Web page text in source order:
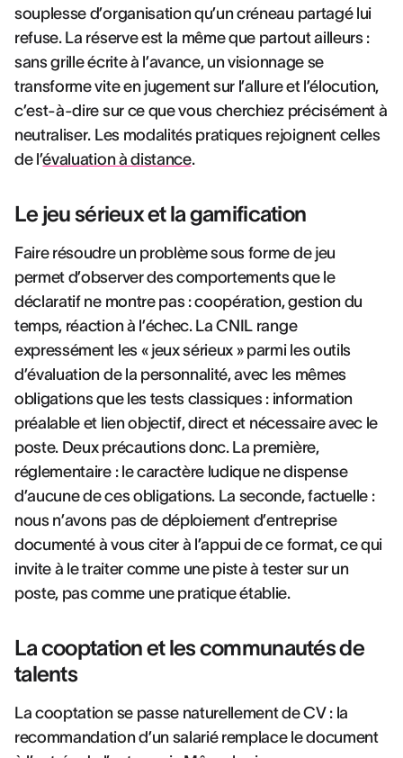
souplesse d’organisation qu’un créneau partagé lui
refuse. La réserve est la même que partout ailleurs :
sans grille écrite à l’avance, un visionnage se
transforme vite en jugement sur l’allure et l’élocution,
c’est-à-dire sur ce que vous cherchiez précisément à
neutraliser. Les modalités pratiques rejoignent celles
de l’évaluation à distance.
Le jeu sérieux et la gamification
Faire résoudre un problème sous forme de jeu
permet d’observer des comportements que le
déclaratif ne montre pas : coopération, gestion du
temps, réaction à l’échec. La CNIL range
expressément les « jeux sérieux » parmi les outils
d’évaluation de la personnalité, avec les mêmes
obligations que les tests classiques : information
préalable et lien objectif, direct et nécessaire avec le
poste. Deux précautions donc. La première,
réglementaire : le caractère ludique ne dispense
d’aucune de ces obligations. La seconde, factuelle :
nous n’avons pas de déploiement d’entreprise
documenté à vous citer à l’appui de ce format, ce qui
invite à le traiter comme une piste à tester sur un
poste, pas comme une pratique établie.
La cooptation et les communautés de
talents
La cooptation se passe naturellement de CV : la
recommandation d’un salarié remplace le document